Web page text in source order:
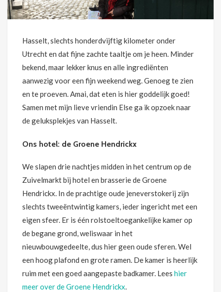
Hasselt, slechts honderdvijftig kilometer onder
Utrecht en dat fijne zachte taaltje om je heen. Minder
bekend, maar lekker knus en alle ingrediënten
aanwezig voor een fijn weekend weg. Genoeg te zien
en te proeven. Amai, dat eten is hier goddelijk goed!
Samen met mijn lieve vriendin Else ga ik opzoek naar
de geluksplekjes van Hasselt.
Ons hotel: de Groene Hendrickx
We slapen drie nachtjes midden in het centrum op de
Zuivelmarkt bij hotel en brasserie de Groene
Hendrickx. In de prachtige oude jeneverstokerij zijn
slechts tweeëntwintig kamers, ieder ingericht met een
eigen sfeer. Er is één rolstoeltoegankelijke kamer op
de begane grond, weliswaar in het
nieuwbouwgedeelte, dus hier geen oude sferen. Wel
een hoog plafond en grote ramen. De kamer is heerlijk
ruim met een goed aangepaste badkamer. Lees hier
meer over de Groene Hendrickx.